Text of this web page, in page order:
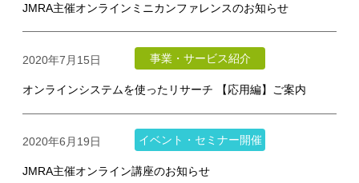
JMRA主催オンラインミニカンファレンスのお知らせ
2020年7月15日 事業・サービス紹介
オンラインシステムを使ったリサーチ 【応用編】ご案内
2020年6月19日 イベント・セミナー開催
JMRA主催オンライン講座のお知らせ